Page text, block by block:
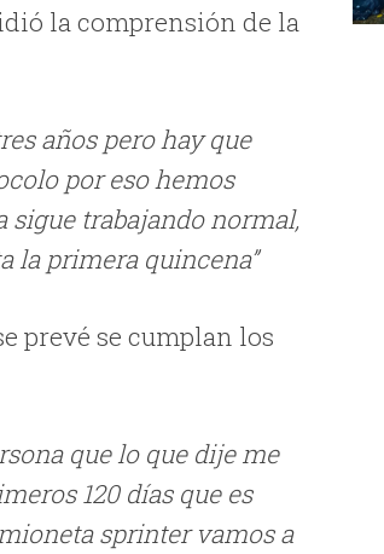
la comprensión de la
años pero hay que
por eso hemos
sigue trabajando normal,
la primera quincena”
prevé se cumplan los
que lo que dije me
120 días que es
sprinter vamos a